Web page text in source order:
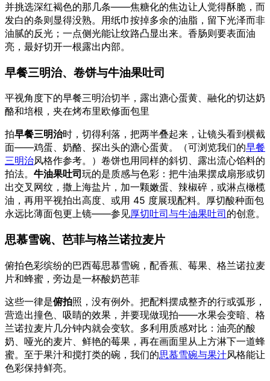
并挑选深红褐色的那几条——焦糖化的焦边让人觉得酥脆，而
发白的条则显得没熟。用纸巾按掉多余的油脂，留下光泽而非
油腻的反光；一点侧光能让纹路凸显出来。香肠则要表面油
亮，最好切开一根露出内部。
早餐三明治、卷饼与牛油果吐司
平视角度下的早餐三明治切半，露出溏心蛋黄、融化的切达奶
酪和培根，夹在烤布里欧修面包里
拍早餐三明治时，切得利落，把两半叠起来，让镜头看到横截
面——鸡蛋、奶酪、探出头的溏心蛋黄。（可浏览我们的早餐
三明治风格作参考。）卷饼也用同样的斜切、露出流心馅料的
拍法。 牛油果吐司玩的是质感与色彩：把牛油果摆成扇形或切
出交叉网纹，撒上海盐片，加一颗嫩蛋、辣椒碎，或淋点橄榄
油，再用平视拍出高度、或用 45 度展现配料。厚切酸种面包
永远比薄面包更上镜——参见厚切吐司与牛油果吐司的创意。
思慕雪碗、芭菲与格兰诺拉麦片
俯拍色彩缤纷的巴西莓思慕雪碗，配香蕉、莓果、格兰诺拉麦
片和蜂蜜，旁边是一杯酸奶芭菲
这些一律是俯拍照，没有例外。把配料摆成整齐的行或弧形，
营造出撞色、吸睛的效果，并要现做现拍——水果会变暗、格
兰诺拉麦片几分钟内就会变软。多利用质感对比：油亮的酸
奶、哑光的麦片、鲜艳的莓果，再在画面里从上方淋下一道蜂
蜜。至于果汁和搅打类的碗，我们的思慕雪碗与果汁风格能让
色彩保持鲜亮。